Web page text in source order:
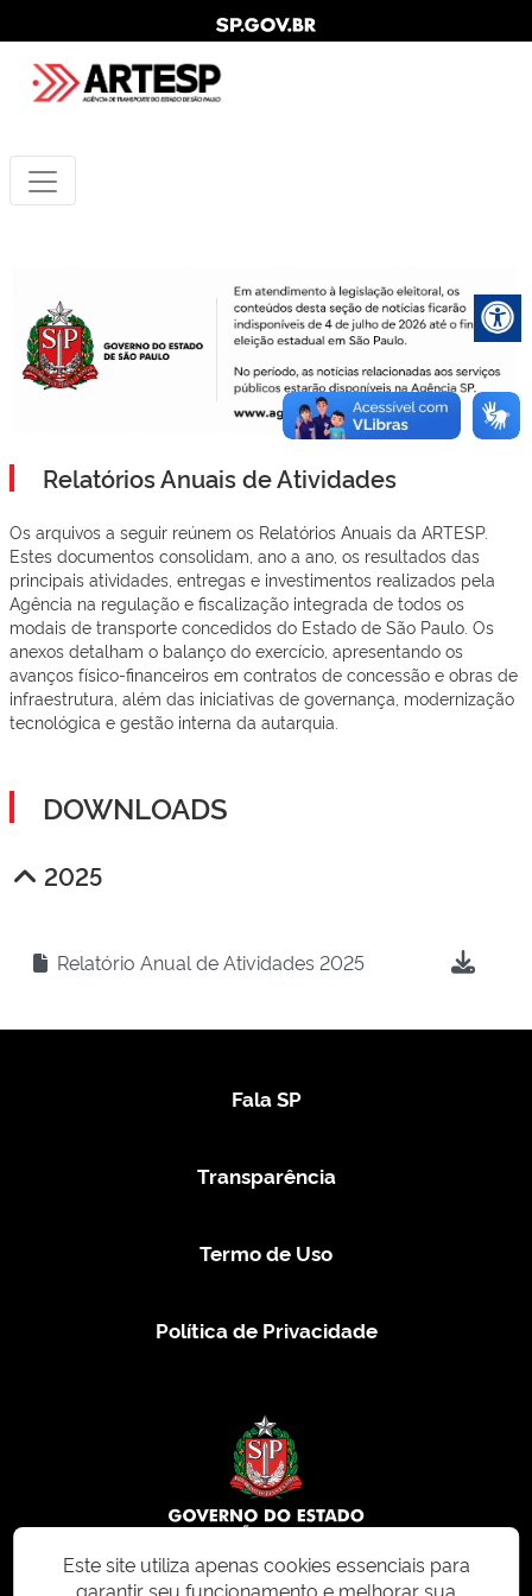
Relatórios Anuais de Atividades
Os arquivos a seguir reúnem os Relatórios Anuais da ARTESP.
Estes documentos consolidam, ano a ano, os resultados das
principais atividades, entregas e investimentos realizados pela
Agência na regulação e fiscalização integrada de todos os
modais de transporte concedidos do Estado de São Paulo. Os
anexos detalham o balanço do exercício, apresentando os
avanços físico-financeiros em contratos de concessão e obras de
infraestrutura, além das iniciativas de governança, modernização
tecnológica e gestão interna da autarquia.
DOWNLOADS
2025
Relatório Anual de Atividades 2025
Fala SP
Transparência
Termo de Uso
Política de Privacidade
Este site utiliza apenas cookies essenciais para
garantir seu funcionamento e melhorar sua